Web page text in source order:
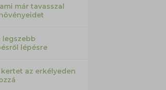
már tavasszal
legszebb
lépésre
az erkélyeden